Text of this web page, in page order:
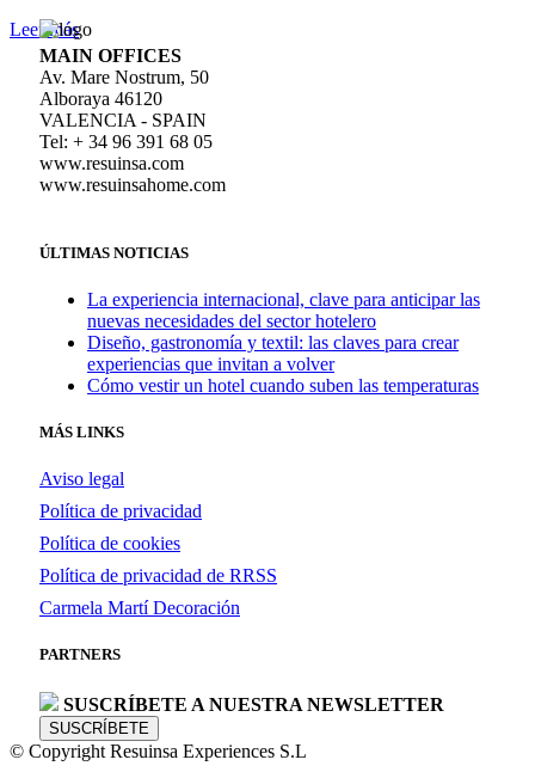
Leer más
MAIN OFFICES
Av. Mare Nostrum, 50
Alboraya 46120
VALENCIA - SPAIN
Tel: + 34 96 391 68 05
www.resuinsa.com
www.resuinsahome.com
ÚLTIMAS NOTICIAS
La experiencia internacional, clave para anticipar las
nuevas necesidades del sector hotelero
Diseño, gastronomía y textil: las claves para crear
experiencias que invitan a volver
Cómo vestir un hotel cuando suben las temperaturas
MÁS LINKS
Aviso legal
Política de privacidad
Política de cookies
Política de privacidad de RRSS
Carmela Martí Decoración
PARTNERS
SUSCRÍBETE A NUESTRA NEWSLETTER
SUSCRÍBETE
© Copyright Resuinsa Experiences S.L